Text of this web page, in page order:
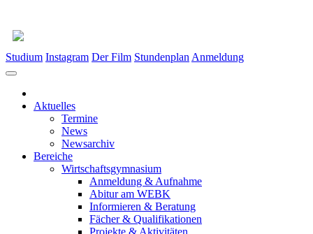
Studium Instagram Der Film Stundenplan Anmeldung
Aktuelles
Termine
News
Newsarchiv
Bereiche
Wirtschaftsgymnasium
Anmeldung & Aufnahme
Abitur am WEBK
Informieren & Beratung
Fächer & Qualifikationen
Projekte & Aktivitäten